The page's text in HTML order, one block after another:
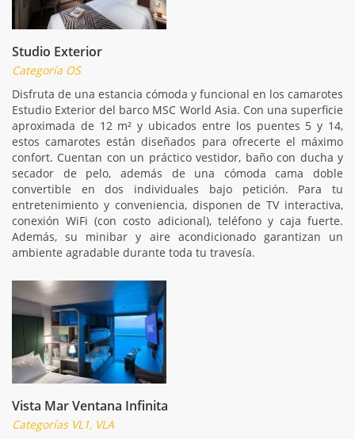
Studio Exterior
Categoría OS
Disfruta de una estancia cómoda y funcional en los camarotes
Estudio Exterior del barco MSC World Asia. Con una superficie
aproximada de 12 m² y ubicados entre los puentes 5 y 14,
estos camarotes están diseñados para ofrecerte el máximo
confort. Cuentan con un práctico vestidor, baño con ducha y
secador de pelo, además de una cómoda cama doble
convertible en dos individuales bajo petición. Para tu
entretenimiento y conveniencia, disponen de TV interactiva,
conexión WiFi (con costo adicional), teléfono y caja fuerte.
Además, su minibar y aire acondicionado garantizan un
ambiente agradable durante toda tu travesía.
Vista Mar Ventana Infinita
Categorías VL1, VLA